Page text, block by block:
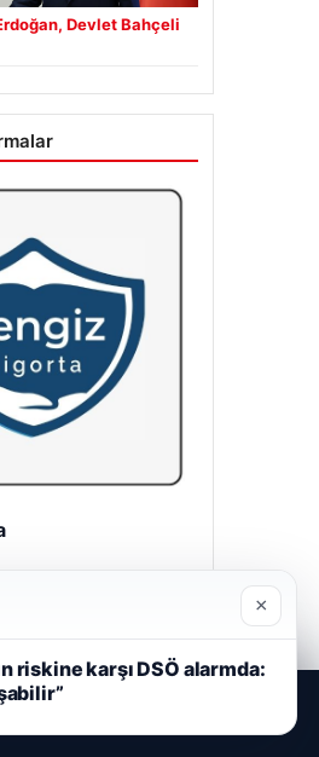
Devlet Bahçeli
×
riskine karşı DSÖ alarmda: